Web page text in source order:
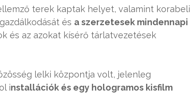
terek kaptak helyet, valamint korabeli
és a szerzetesek mindennapi
és az azokat kísérő tárlatvezetések
lelki központja volt, jelenleg
installációk és egy hologramos kisfilm